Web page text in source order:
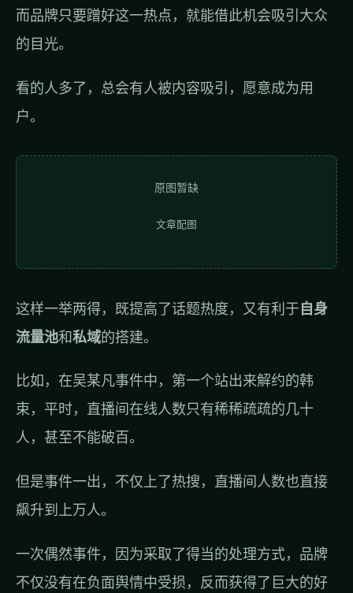
而品牌只要蹭好这一热点，就能借此机会吸引大众
的目光。
看的人多了，总会有人被内容吸引，愿意成为用
户。
原图暂缺
文章配图
这样一举两得，既提高了话题热度，又有利于自身
流量池和私域的搭建。
比如，在吴某凡事件中，第一个站出来解约的韩
束，平时，直播间在线人数只有稀稀疏疏的几十
人，甚至不能破百。
但是事件一出，不仅上了热搜，直播间人数也直接
飙升到上万人。
一次偶然事件，因为采取了得当的处理方式，品牌
不仅没有在负面舆情中受损，反而获得了巨大的好